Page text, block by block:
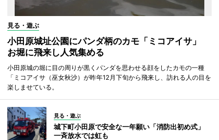
見る・遊ぶ
小田原城址公園にパンダ柄のカモ「ミコアイサ」
お堀に飛来し人気集める
小田原城の堀に目の周りが黒くパンダを思わせる顔をしたカモの一種
「ミコアイサ（巫女秋沙）が昨年12月下旬から飛来し、訪れる人の目を
楽しませている。
見る・遊ぶ
城下町小田原で安全な一年願い「消防出初め式」
一斉放水では虹も